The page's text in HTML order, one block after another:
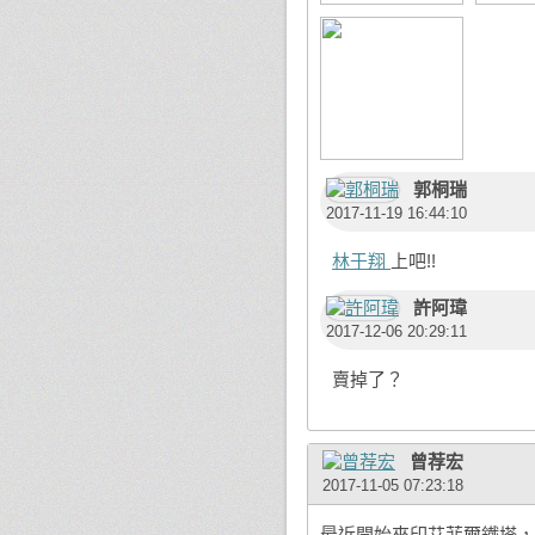
郭桐瑞
2017-11-19 16:44:10
林于翔 上吧!!
許阿瑋
2017-12-06 20:29:11
賣掉了？
曾荐宏
2017-11-05 07:23:18